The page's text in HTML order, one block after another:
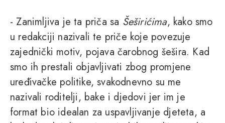
- Zanimljiva je ta priča sa Šeširićima, kako smo
u redakciji nazivali te priče koje povezuje
zajednički motiv, pojava čarobnog šešira. Kad
smo ih prestali objavljivati zbog promjene
uređivačke politike, svakodnevno su me
nazivali roditelji, bake i djedovi jer im je
format bio idealan za uspavljivanje djeteta, a